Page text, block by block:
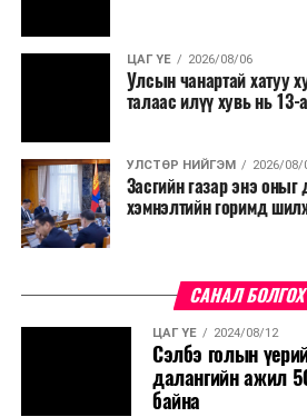
сургалтыг цахим хэлбэрт
хаагчдыг зарим өдрүүдэд
хэмжээг үргэлжлүүлэхийг үүрэг
Төсвийн сахилга бат сайжирч,
байдал хэвийн болсон
хязгаарлалтыг үе шаттайгаар
ЦАГ ҮЕ 2026/08/06
Улсын чанартай хатуу
талаас илүү хувь нь 13-
УЛСТӨР НИЙГЭМ 2026/08/
Засгийн газар энэ оныг
хэмнэлтийн горимд
САНАЛ БОЛГОХ
ЦАГ ҮЕ 2024/08/12
Сэлбэ голын
далангийн ажил
байна